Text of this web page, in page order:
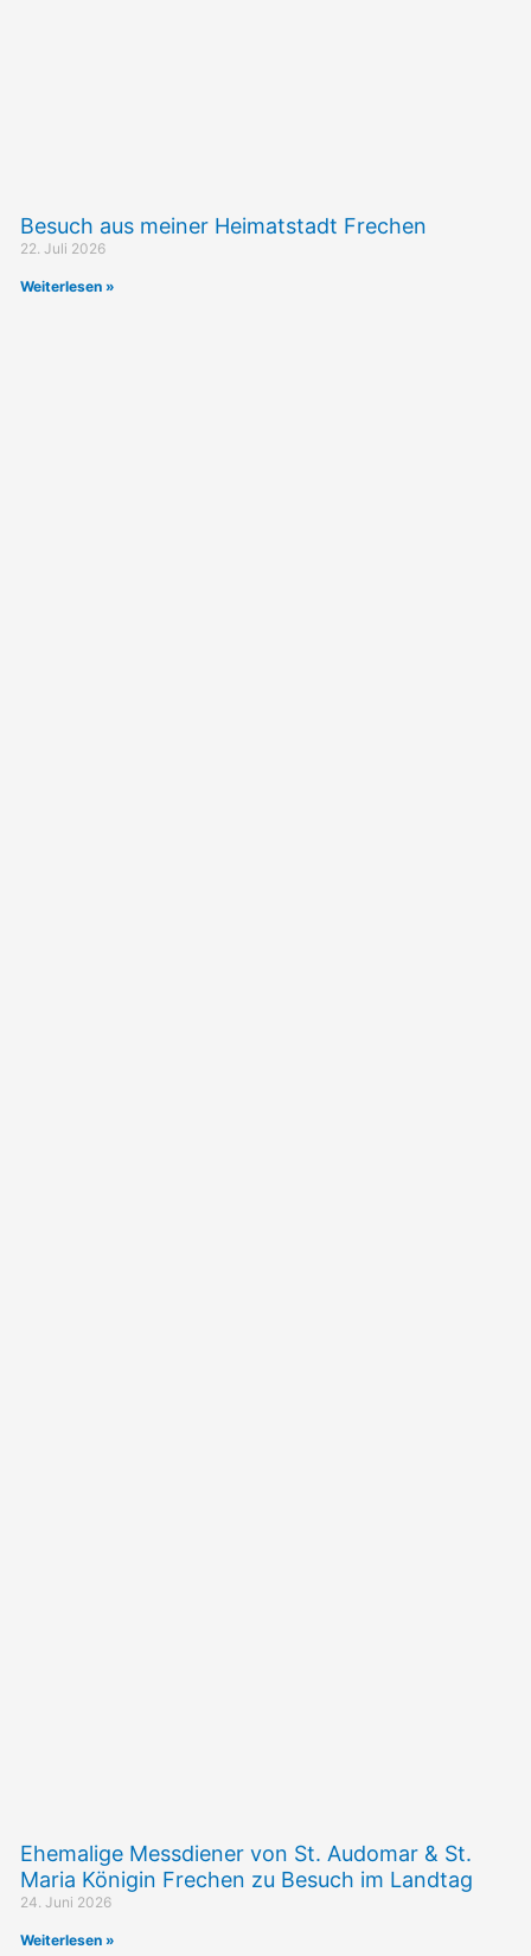
Besuch aus meiner Heimatstadt Frechen
22. Juli 2026
Weiterlesen »
Ehemalige Messdiener von St. Audomar & St.
Maria Königin Frechen zu Besuch im Landtag
24. Juni 2026
Weiterlesen »